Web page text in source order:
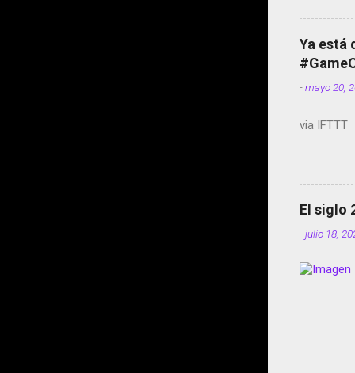
Ya está
-mayo 20,
via IFTTT
El siglo
-julio 18,